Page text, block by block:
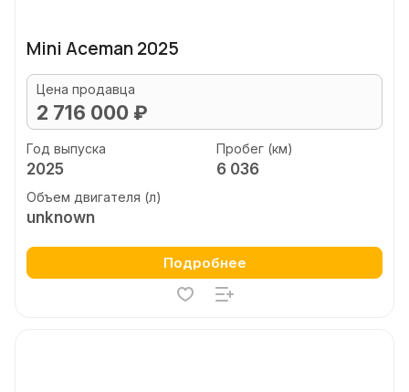
Mini Aceman 2025
Цена продавца
2 716 000 ₽
Год выпуска
2025
Пробег (км)
6 036
Объем двигателя (л)
unknown
Подробнее